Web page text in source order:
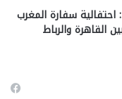
احتفالية سفارة المغرب
القاهرة والرباط